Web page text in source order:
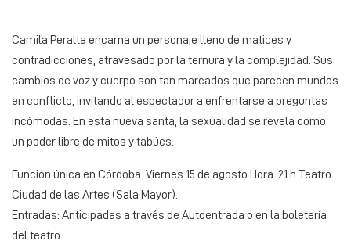
Camila Peralta encarna un personaje lleno de matices y
contradicciones, atravesado por la ternura y la complejidad. Sus
cambios de voz y cuerpo son tan marcados que parecen mundos
en conflicto, invitando al espectador a enfrentarse a preguntas
incómodas. En esta nueva santa, la sexualidad se revela como
un poder libre de mitos y tabúes.
Función única en Córdoba: Viernes 15 de agosto Hora: 21 h Teatro
Ciudad de las Artes (Sala Mayor).
Entradas: Anticipadas a través de Autoentrada o en la boletería
del teatro.